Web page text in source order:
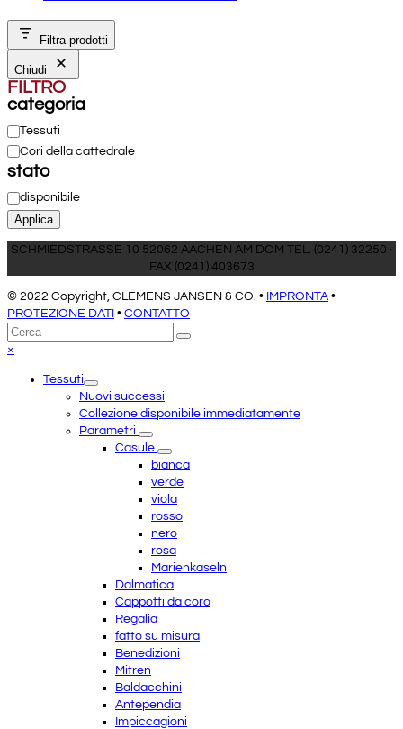
Filtra prodotti
Chiudi
FILTRO
categoria
Categoria
Tessuti
Cori della cattedrale
stato
Stato
disponibile
Applica
SCHMIEDSTRASSE 10 52062 AACHEN AM DOM TEL. (0241) 32250 ·
FAX (0241) 403673
© 2022 Copyright, CLEMENS JANSEN & CO. • IMPRONTA •
PROTEZIONE DATI • CONTATTO
Torna
in
Cerca
Invia
×
menuTessuti
Nuovi successi
Collezione disponibile immediatamente
Parametri
Casule
bianca
verde
viola
rosso
nero
rosa
Marienkaseln
Dalmatica
Cappotti da coro
Regalia
fatto su misura
Benedizioni
Mitren
Baldacchini
Antependia
Impiccagioni